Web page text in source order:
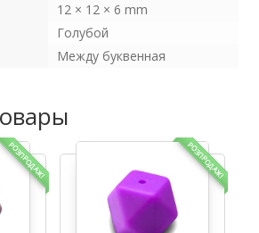
12 × 12 × 6 mm
Голубой
Между буквенная
РОЗПРОДАЖ! РОЗПРОДАЖ!